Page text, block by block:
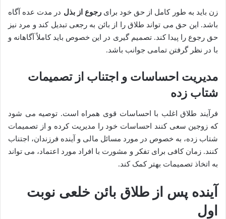
زن باید به طور کامل از حق خود برایرجوع از بذل در مدت عده آگاه
باشد. این حق می تواند طلاق را از بائن به رجعی تبدیل کند و مرد نیز
حق رجوع را پیدا کند. تصمیم گیری در این خصوص باید کاملاً آگاهانه و
با در نظر گرفتن تمامی جوانب باشد.
مدیریت احساسات و اجتناب از تصمیمات
شتاب زده
فرآیند طلاق اغلب با احساسات قوی همراه است. توصیه می شود
که زوجین سعی کنند احساسات خود را مدیریت کرده و از تصمیمات
شتاب زده، به خصوص در مورد مسائل مالی و آینده فرزندان، اجتناب
کنند. زمان کافی برای تفکر و مشورت با افراد مورد اعتماد، می تواند
به اتخاذ تصمیمات بهتر کمک کند.
آینده پس از طلاق بائن خلعی نوبت
اول